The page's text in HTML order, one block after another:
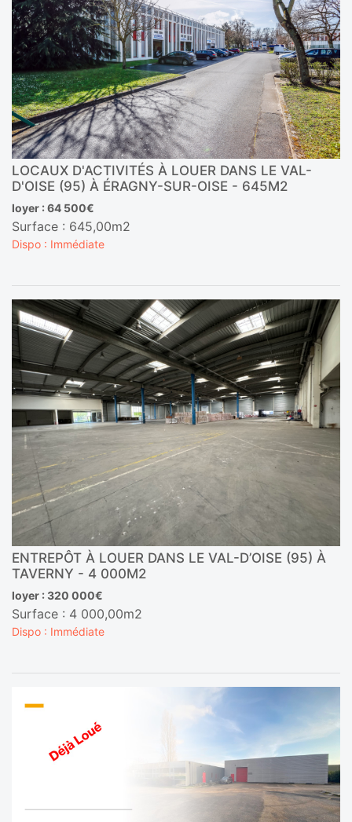
LOCAUX D'ACTIVITÉS À LOUER DANS LE VAL-
D'OISE (95) À ÉRAGNY-SUR-OISE - 645M2
loyer : 64 500€
Surface : 645,00m2
Dispo : Immédiate
ENTREPÔT À LOUER DANS LE VAL-D’OISE (95) À
TAVERNY - 4 000M2
loyer : 320 000€
Surface : 4 000,00m2
Dispo : Immédiate